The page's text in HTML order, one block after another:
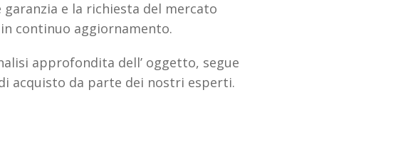
garanzia e la richiesta del mercato
continuo aggiornamento.
approfondita dell’ oggetto, segue
acquisto da parte dei nostri esperti.